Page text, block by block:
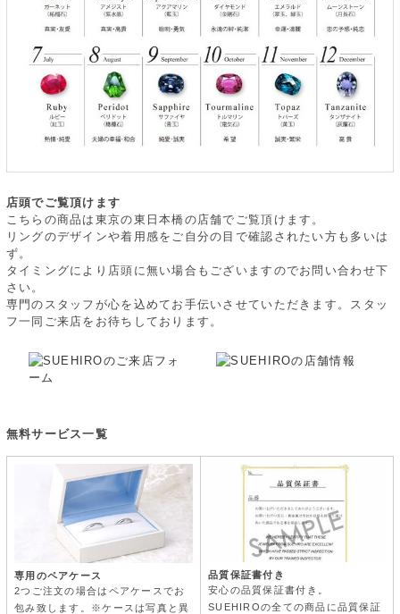
店頭でご覧頂けます
こちらの商品は東京の東日本橋の店舗でご覧頂けます。
リングのデザインや着用感をご自分の目で確認されたい方も多いは
ず。
タイミングにより店頭に無い場合もございますのでお問い合わせ下
さい。
専門のスタッフが心を込めてお手伝いさせていただきます。スタッ
フ一同ご来店をお待ちしております。
無料サービス一覧
専用のペアケース
2つご注文の場合はペアケースでお
包み致します。※ケースは写真と異
品質保証書付き
安心の品質保証書付き。
SUEHIROの全ての商品に品質保証